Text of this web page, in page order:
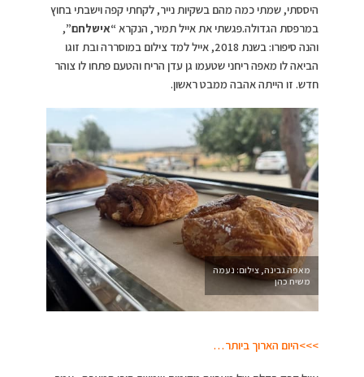
היססתי, שמתי כמה מהם בשקיות נייר, לקחתי קפה וישבתי בחוץ
במרפסת הגדולה.פגשתי את אייל תמיר, הנקרא“אישלחם”,
והנה סיפורו: בשנת 2018, אייל למד צילום במוסררה ובת זוגו
הביאה לו מאפה ריחני שטעמו גן עדן הריח והטעם פתחו לו צוהר
חדש. זו הייתה אהבה ממבט ראשון.
מאפה גבינה, צילום: נעמה
משיח כהן
>>>היום הארוך ביותר…